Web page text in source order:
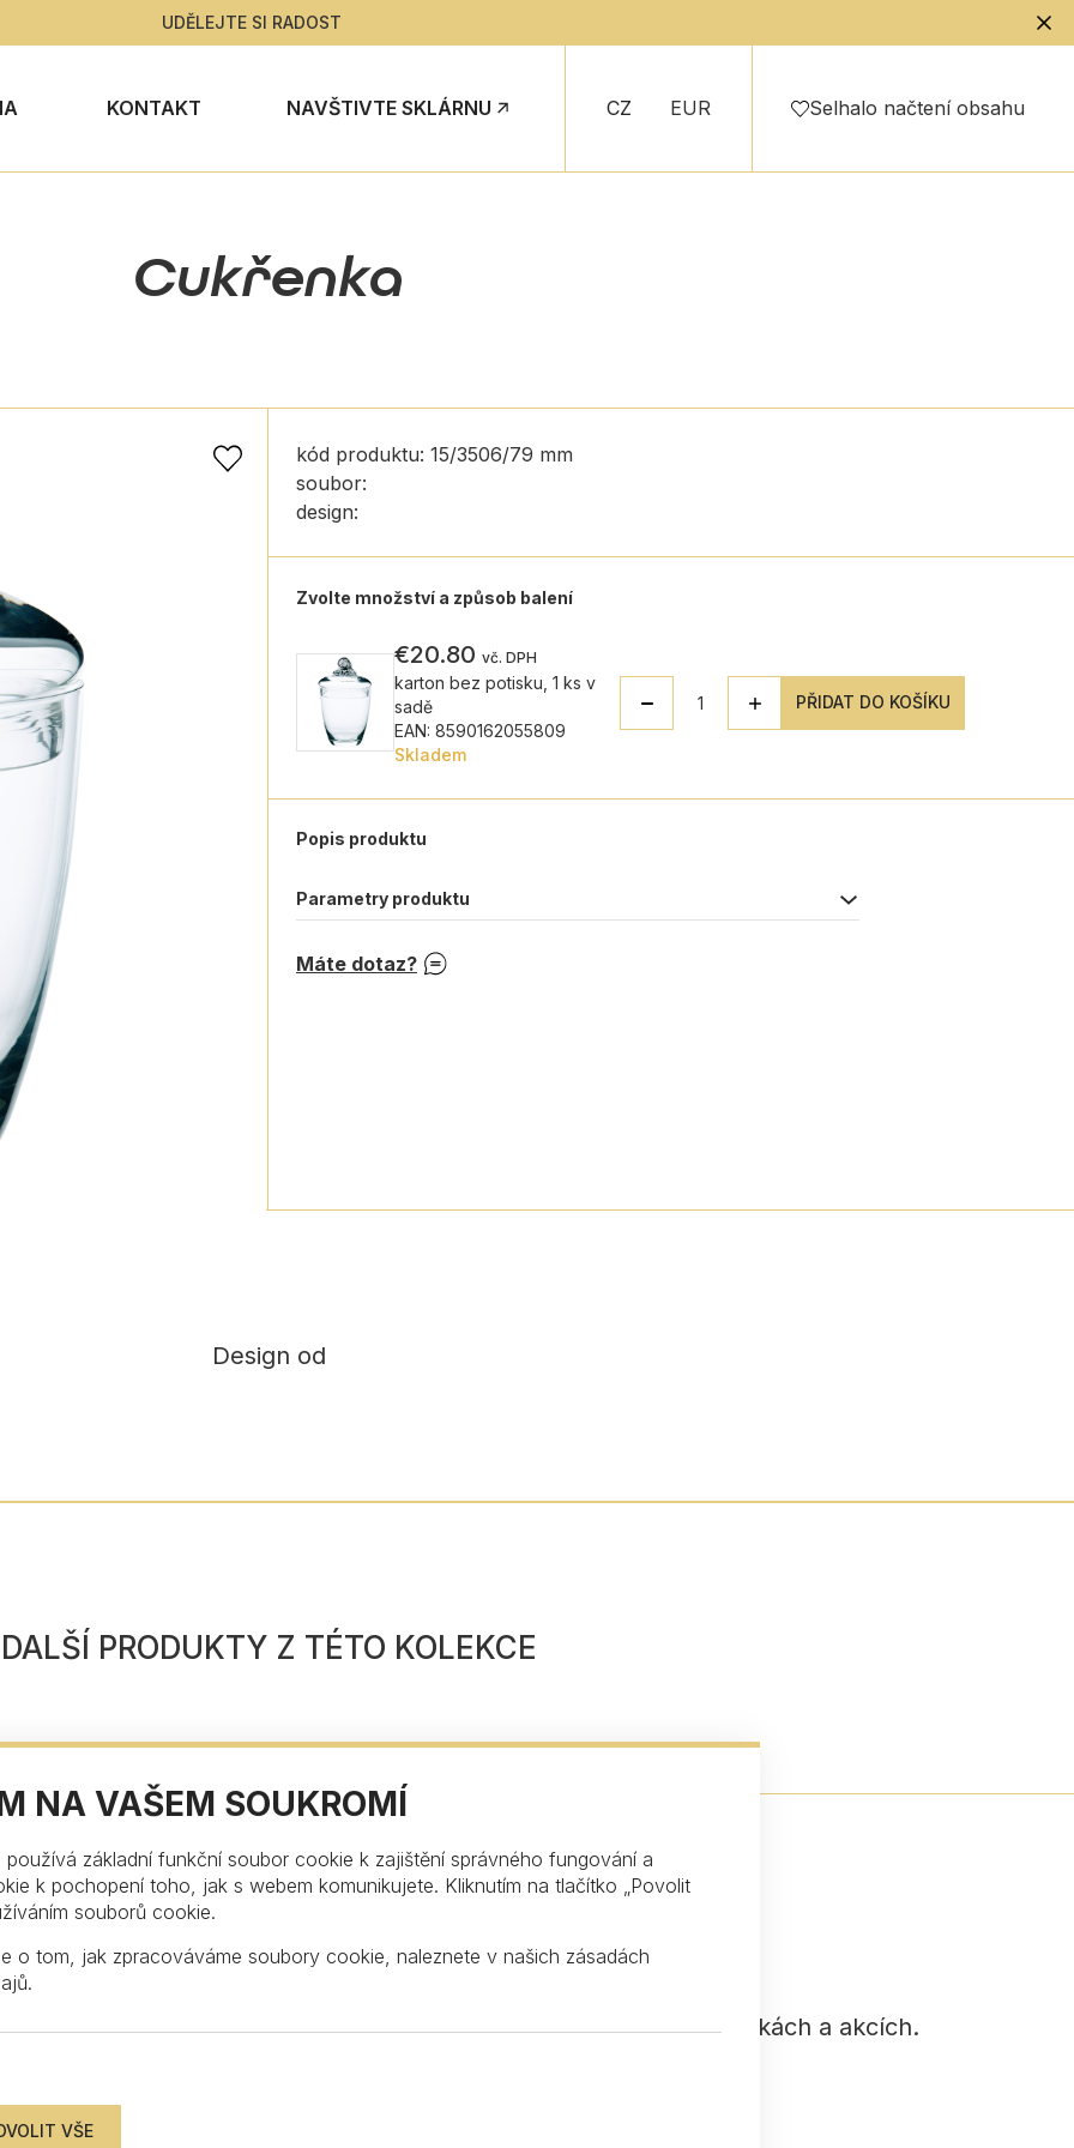
NA VAŠEM SOUKROMÍ
základní funkční soubor cookie k zajištění správného fungování a
k pochopení toho, jak s webem komunikujete. Kliknutím na tlačítko „Povolit
souborů cookie.
o tom, jak zpracováváme soubory cookie, naleznete v našich zásadách
.
UDĚLEJTE SI RADOST
KONTAKT NAVŠTIVTE SKLÁRNU CZ EUR Selhalo načtení obsahu
Cukřenka
kód produktu: 15/3506/79 mm
soubor:
design:
Zvolte množství a způsob balení
€20.80 vč. DPH
karton bez potisku, 1 ks v
sadě
EAN: 8590162055809
Skladem
PŘIDAT DO KOŠÍKU
Popis produktu
Parametry produktu
Máte dotaz?
Design od
DALŠÍ PRODUKTY Z TÉTO KOLEKCE
ZŮSTAŇTE V KONTAKTU
a buďte tak mezi prvními, kdo se dozví o našich novinkách a akcích.